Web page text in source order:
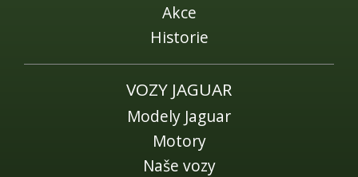
Akce
Historie
VOZY JAGUAR
Modely Jaguar
Motory
Naše vozy